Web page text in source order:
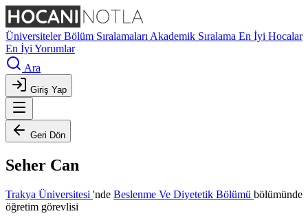
ÜniversitelerBölüm Sıralamaları Akademik Sıralama En İyi Hocalar
En İyi Yorumlar
Ara
Giriş Yap
Geri Dön
Seher Can
Trakya Üniversitesi 'nde Beslenme Ve Diyetetik Bölümü bölümünde
öğretim görevlisi